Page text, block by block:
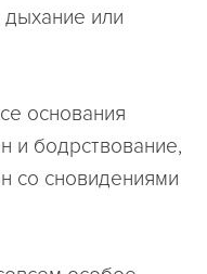
или
основания
и бодрствование,
со сновидениями